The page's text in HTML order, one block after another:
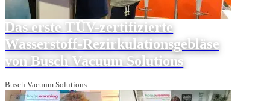
Das erste TÜV-zertifizierte
Wasserstoff-Rezirkulationsgebläse
von Busch Vacuum Solutions
Busch Vacuum Solutions